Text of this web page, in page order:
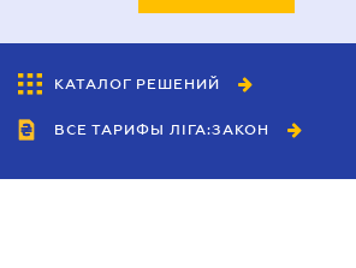
КАТАЛОГ РЕШЕНИЙ
ВСЕ ТАРИФЫ ЛІГА:ЗАКОН